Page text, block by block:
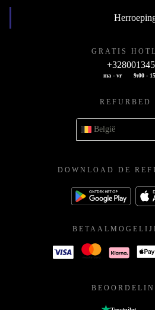
GRATIS
ma - vr 9:00 -
REFURBED
België
DOWNLOAD DE